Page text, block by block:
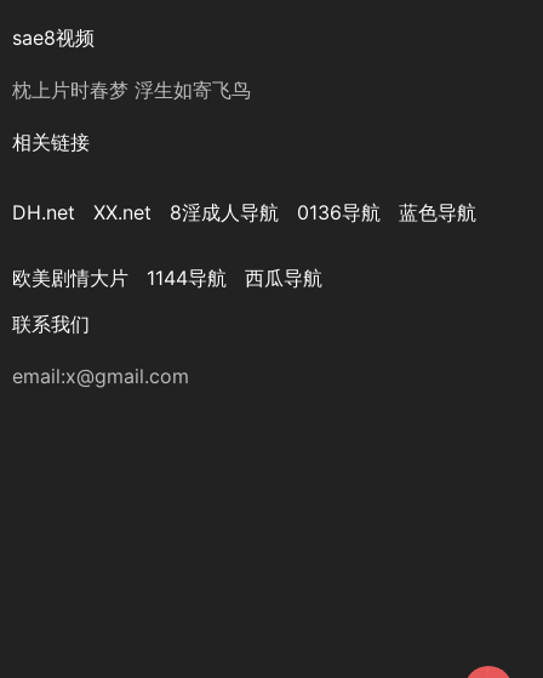
sae8视频
枕上片时春梦 浮生如寄飞鸟
相关链接
DH.net XX.net 8淫成人导航 0136导航 蓝色导航
欧美剧情大片 1144导航
西瓜导航
联系我们
email:x@gmail.com